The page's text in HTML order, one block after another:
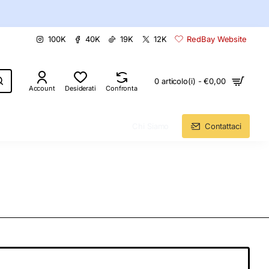
100K 40K 19K 12K RedBay Website
Account Desiderati Confronta
0 articolo(i) - €0,00
Contattaci